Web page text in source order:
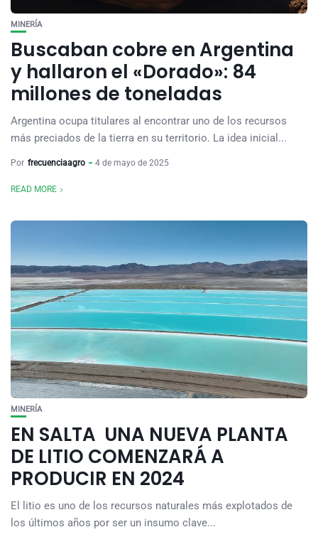
MINERÍA
Buscaban cobre en Argentina
y hallaron el «Dorado»: 84
millones de toneladas
Argentina ocupa titulares al encontrar uno de los recursos
más preciados de la tierra en su territorio. La idea inicial...
Por frecuenciaagro 4 de mayo de 2025
READ MORE
MINERÍA
EN SALTA UNA NUEVA PLANTA
DE LITIO COMENZARÁ A
PRODUCIR EN 2024
El litio es uno de los recursos naturales más explotados de
los últimos años por ser un insumo clave...